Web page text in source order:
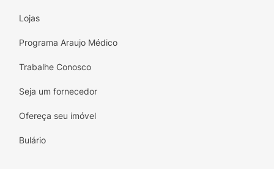
Lojas
Programa Araujo Médico
Trabalhe Conosco
Seja um fornecedor
Ofereça seu imóvel
Bulário